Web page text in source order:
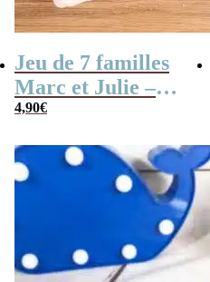
Jeu de 7 familles
Marc et Julie –
Les meilleures
4,90€